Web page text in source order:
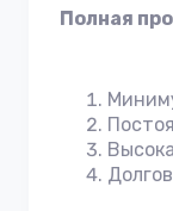
Полная